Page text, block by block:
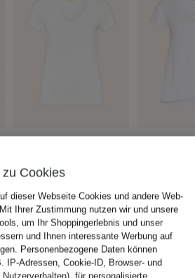
CHF 55
Cookies
dieser Webseite Cookies und andere Web-
Ihrer Zustimmung nutzen wir und unsere
um Ihr Shoppingerlebnis und unser
und Ihnen interessante Werbung auf
Personenbezogene Daten können
IP-Adressen, Cookie-ID, Browser- und
für personalisierte